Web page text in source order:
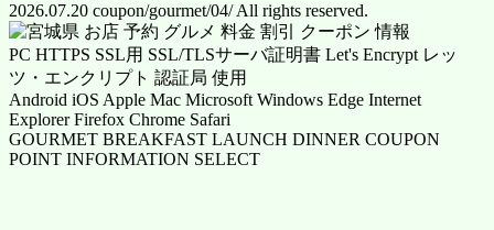
2026.07.20 coupon/gourmet/04/ All rights reserved.
PC HTTPS SSL用 SSL/TLSサーバ証明書 Let's Encrypt レッ
ツ・エンクリプト 認証局 使用
Android iOS Apple Mac Microsoft Windows Edge Internet
Explorer Firefox Chrome Safari
GOURMET BREAKFAST LAUNCH DINNER COUPON
POINT INFORMATION SELECT